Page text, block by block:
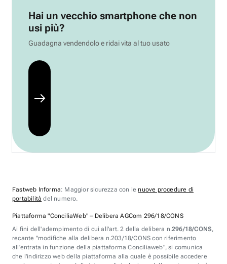
Hai un vecchio smartphone che non
usi più?
Guadagna vendendolo e ridai vita al tuo usato
Fastweb Informa: Maggior sicurezza con lenuove procedure di
portabilità del numero.
Piattaforma "ConciliaWeb" – Delibera AGCom 296/18/CONS
Ai fini dell'adempimento di cui all'art. 2 della delibera n.296/18/CONS,
recante "modifiche alla delibera n.203/18/CONS con riferimento
all'entrata in funzione della piattaforma Conciliaweb", si comunica
che l'indirizzo web della piattaforma alla quale è possibile accedere